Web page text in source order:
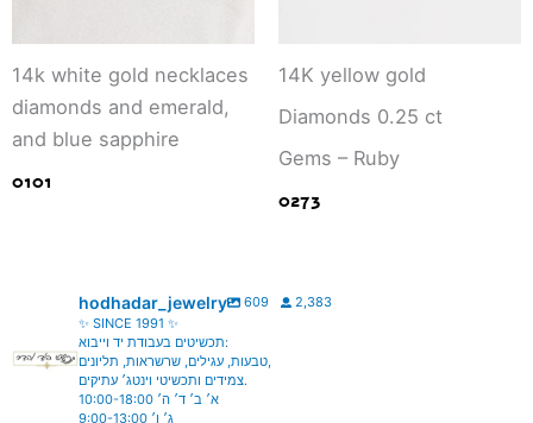
14k white gold necklaces
diamonds and emerald,
and blue sapphire
0101
14K yellow gold
Diamonds 0.25 ct
Gems – Ruby
0273
hodhadar_jewelry 609
2,383
✨ SINCE 1991 ✨
תכשיטים בעבודת יד וייבוא:
טבעות, עגילים, שרשראות, תליונים,
צמידים ותכשיטי וינטג׳ עתיקים.
א׳ ב׳ ד׳ ה׳ 10:00-18:00
ג׳ ו׳ 9:00-13:00